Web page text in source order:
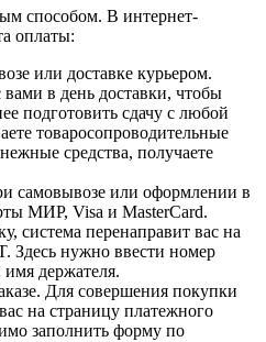
способом. В интернет-
оплаты:
или доставке курьером.
в день доставки, чтобы
подготовить сдачу с любой
товаросопроводительные
средства, получаете
самовывозе или оформлении в
МИР, Visa и MasterCard.
система перенаправит вас на
Здесь нужно ввести номер
держателя.
Для совершения покупки
на страницу платежного
заполнить форму по